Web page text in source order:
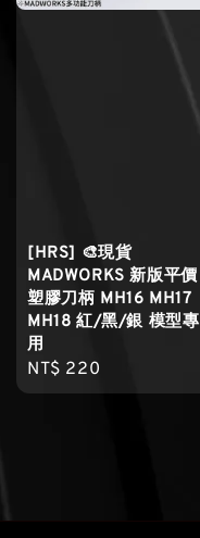
[HRS] 🎨現貨
MADWORKS 新版平價
塑膠刀柄 MH16 MH17
MH18 紅/黑/銀 模型專
用
Regular
price
NT$ 220